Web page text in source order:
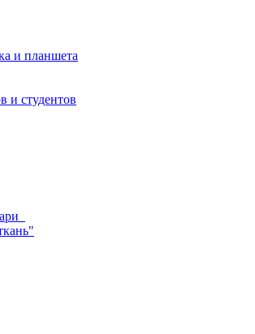
и планшета
и студентов